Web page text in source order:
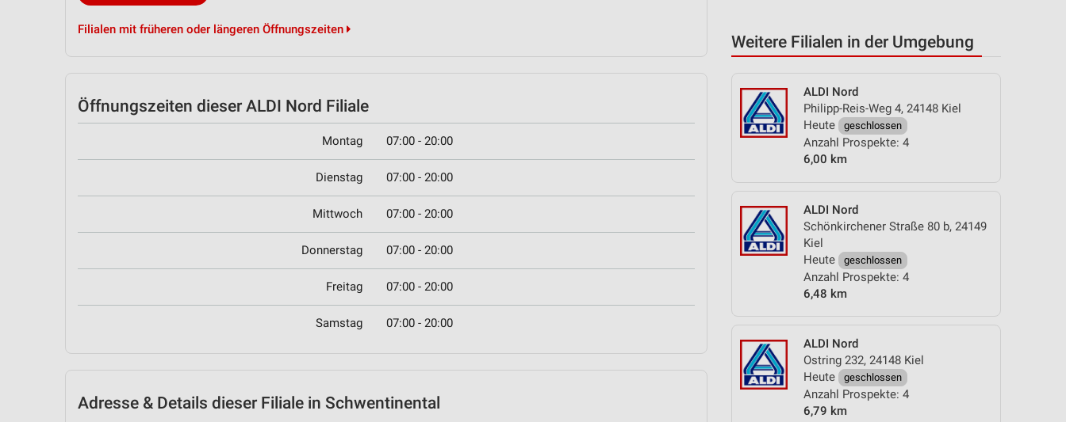
Weitere Filialen in der Umgebung
ALDI Nord
Philipp-Reis-Weg 4, 24148 Kiel
Heute
geschlossen
Anzahl Prospekte: 4
6,00 km
ALDI Nord
Schönkirchener Straße 80 b, 24149
Kiel
Heute
geschlossen
Anzahl Prospekte: 4
6,48 km
ALDI Nord
Ostring 232, 24148 Kiel
Heute
geschlossen
Anzahl Prospekte: 4
6,79 km
Filialen mit früheren oder längeren Öffnungszeiten
Öffnungszeiten dieser ALDI Nord Filiale
Montag 07:00 - 20:00
Dienstag 07:00 - 20:00
Mittwoch 07:00 - 20:00
Donnerstag 07:00 - 20:00
Freitag 07:00 - 20:00
Samstag 07:00 - 20:00
Adresse & Details dieser Filiale in Schwentinental